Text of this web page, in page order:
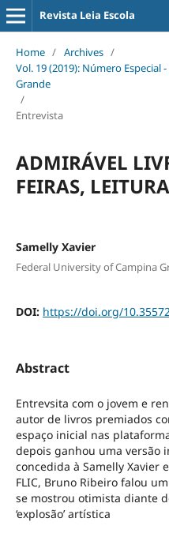
Revista Leia Escola
Home / Archives /
Vol. 19 (2019): Número Especial
Grande
/
Entrevista
ADMIRÁVEL
FEIRAS,
Samelly Xavier
Federal University of Campina
DOI: https://doi.org/
Abstract
Entrevsita com o jovem e
autor de livros premiados
espaço inicial nas
depois ganhou uma versão
concedida à Samelly Xavier
FLIC, Bruno Ribeiro falou
se mostrou otimista diante
‘explosão’ artística